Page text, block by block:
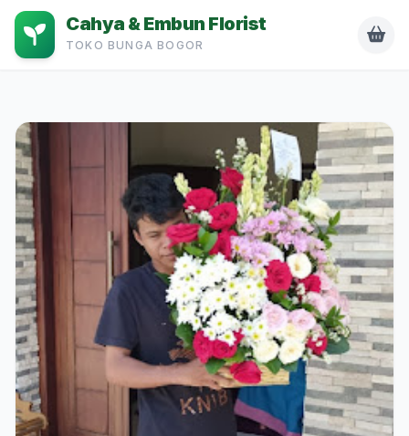
Cahya & Embun Florist
TOKO BUNGA BOGOR